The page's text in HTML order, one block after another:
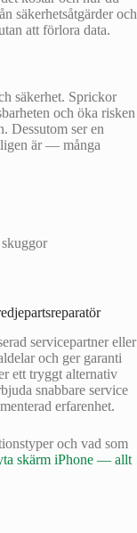
säkerhetsåtgärder och
att förlora data.
säkerhet. Sprickor
och öka risken
Dessutom ser en
är — många
servicepartner eller
och ger garanti
ett tryggt alternativ
snabbare service
erfarenhet.
och vad som
skärm iPhone — allt